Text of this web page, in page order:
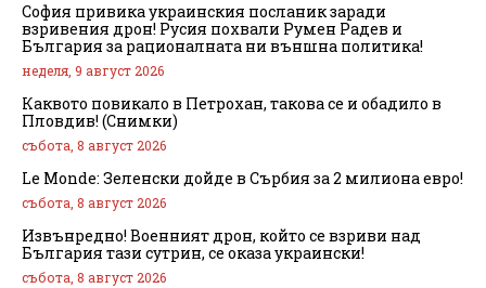
София привика украинския посланик заради
взривения дрон! Русия похвали Румен Радев и
България за рационалната ни външна политика!
неделя, 9 август 2026
Каквото повикало в Петрохан, такова се и обадило в
Пловдив! (Снимки)
събота, 8 август 2026
Le Monde: Зеленски дойде в Сърбия за 2 милиона евро!
събота, 8 август 2026
Извънредно! Военният дрон, който се взриви над
България тази сутрин, се оказа украински!
събота, 8 август 2026